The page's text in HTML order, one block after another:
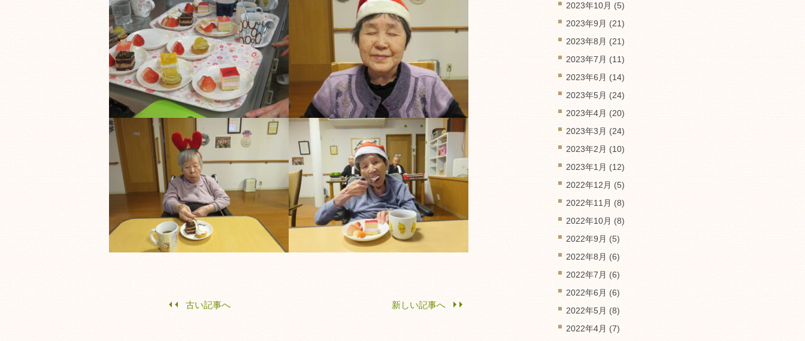
古い記事へ 新しい記事へ
2023年10月 (5)
2023年9月 (21)
2023年8月 (21)
2023年7月 (11)
2023年6月 (14)
2023年5月 (24)
2023年4月 (20)
2023年3月 (24)
2023年2月 (10)
2023年1月 (12)
2022年12月 (5)
2022年11月 (8)
2022年10月 (8)
2022年9月 (5)
2022年8月 (6)
2022年7月 (6)
2022年6月 (6)
2022年5月 (8)
2022年4月 (7)